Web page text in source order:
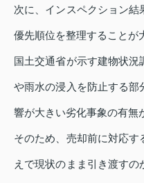
次に、インスペクション
優先順位を整理することが
国土交通省が示す建物状
や雨水の浸入を防止する
響が大きい劣化事象の有無
そのため、売却前に対応す
えで現状のまま引き渡す